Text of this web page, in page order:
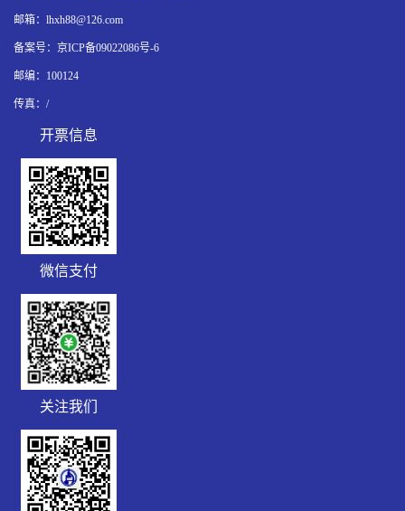
邮箱：lhxh88@126.com
备案号：京ICP备09022086号-6
邮编：100124
传真：/
开票信息
R7HPRK
微信支付
关注我们